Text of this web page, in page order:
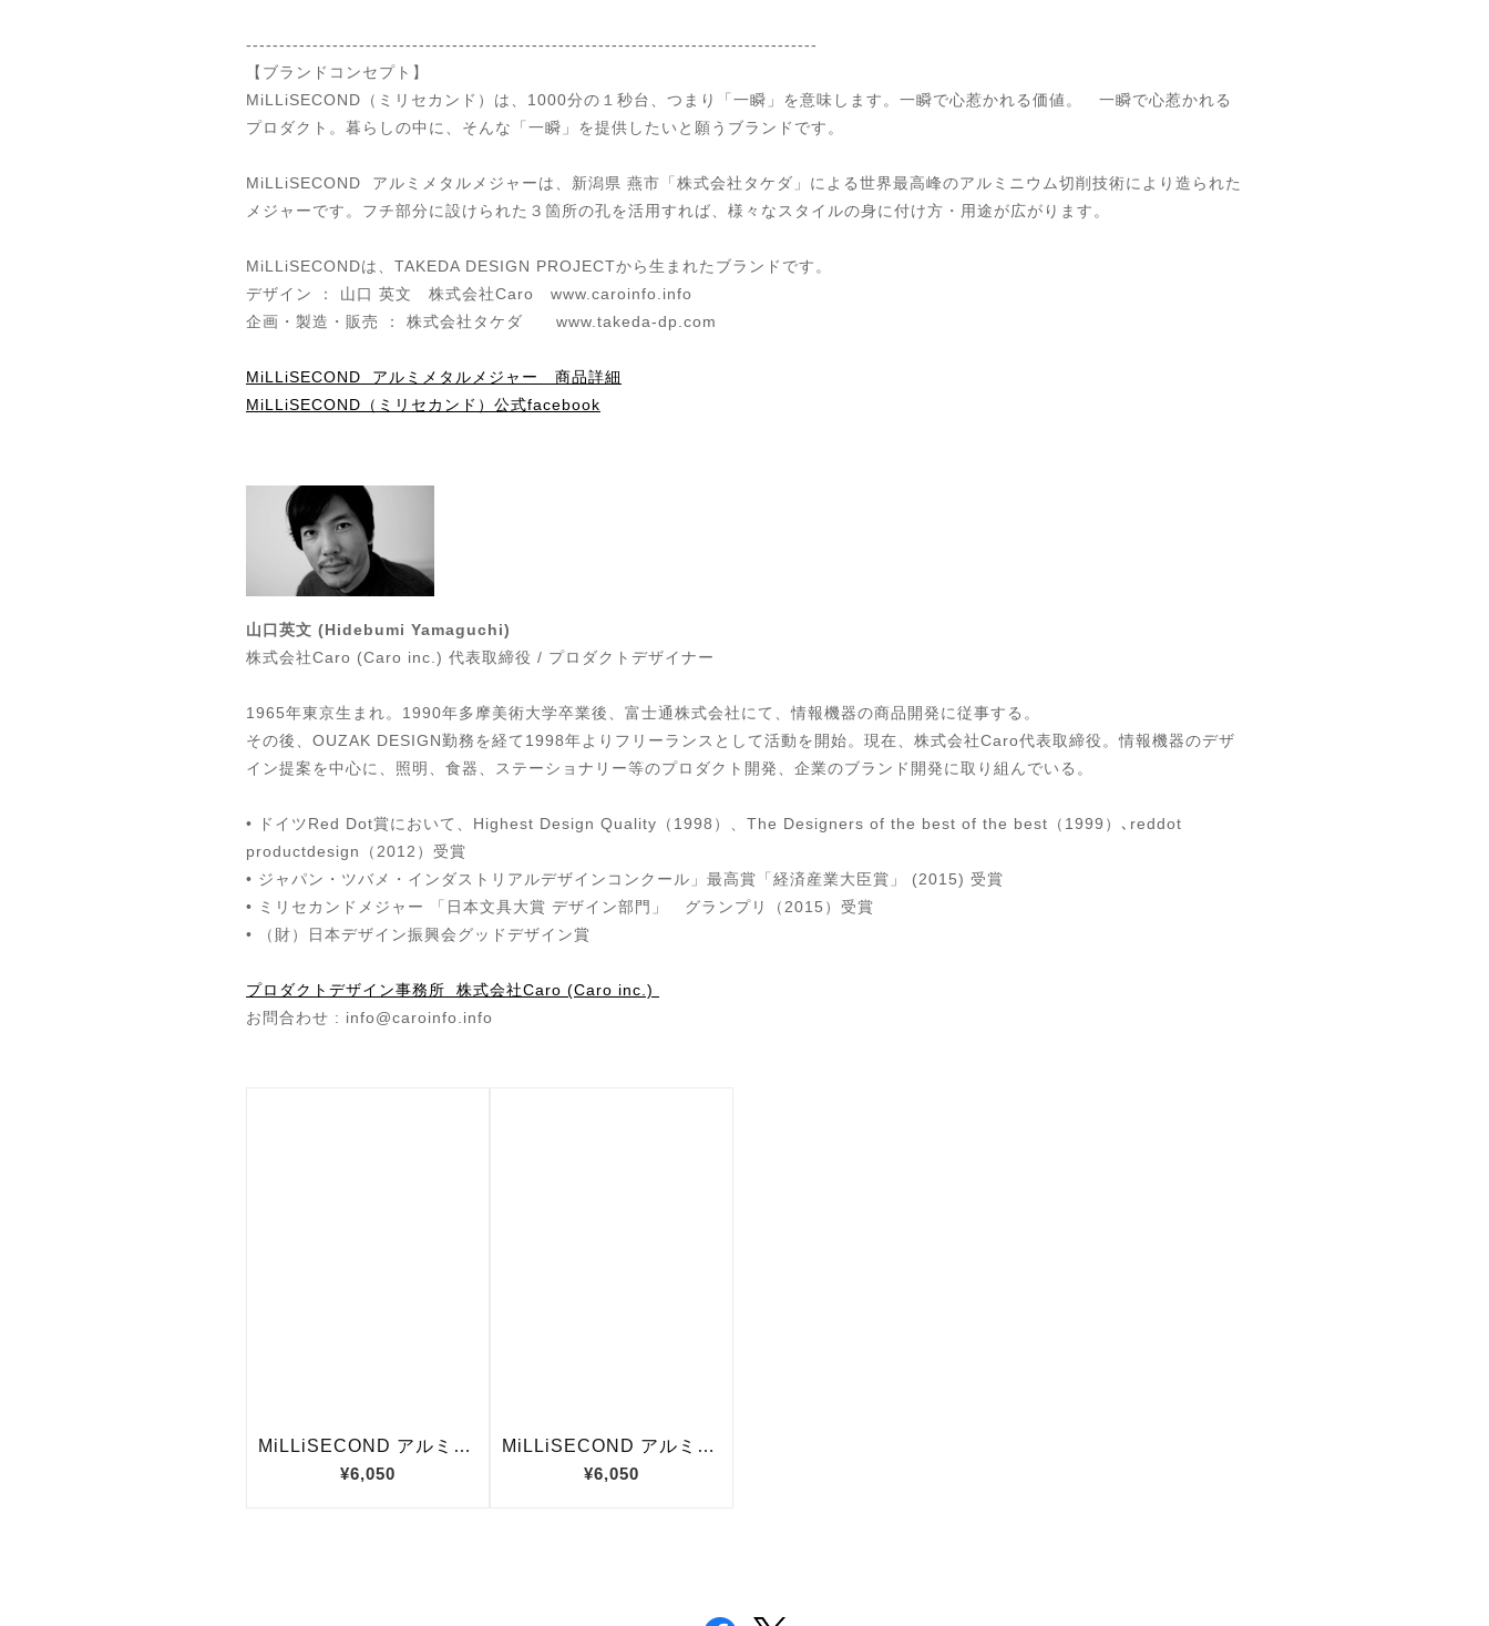
--------------------------------------------------------------------------------------
【ブランドコンセプト】
MiLLiSECOND（ミリセカンド）は、1000分の１秒台、つまり「一瞬」を意味します。一瞬で心惹かれる価値。 一瞬で心惹かれる
プロダクト。 暮らしの中に、そんな「一瞬」を提供したいと願うブランドです。
MiLLiSECOND アルミメタルメジャーは、 新潟県 燕市「株式会社タケダ」による世界最高峰のアルミニウム切削技術により造られた
メジャーです。フチ部分に設けられた３箇所の孔を活用すれば、様々なスタイルの身に付け方・用途が広がります。
MiLLiSECONDは、TAKEDA DESIGN PROJECTから生まれたブランドです。
デザイン ： 山口 英文 株式会社Caro www.caroinfo.info
企画・製造・販売 ： 株式会社タケダ www.takeda-dp.com
MiLLiSECOND アルミメタルメジャー 商品詳細
MiLLiSECOND（ミリセカンド）公式facebook
山口英文 (Hidebumi Yamaguchi)
株式会社Caro (Caro inc.) 代表取締役 / プロダクトデザイナー
1965年東京生まれ。1990年多摩美術大学卒業後、富士通株式会社にて、情報機器の商品開発に従事する。
その後、OUZAK DESIGN勤務を経て1998年よりフリーランスとして活動を開始。現在、株式会社Caro代表取締役。情報機器のデザ
イン提案を中心に、照明、食器、ステーショナリー等のプロダクト開発、企業のブランド開発に取り組んでいる。
•
ドイツRed Dot賞において、Highest Design Quality（1998）、The Designers of the best of the best（1999）､reddot
productdesign（2012）受賞
• ジャパン・ツバメ・インダストリアルデザインコンクール」最高賞「経済産業大臣賞」 (2015) 受賞
• ミリセカンドメジャー 「日本文具大賞 デザイン部門」 グランプリ（2015）受賞
• （ 財）日本デザイン振興会グッドデザイン賞
プロダクトデザイン事務所 株式会社Caro (Caro inc.)
お問合わせ : info@caroinfo.info